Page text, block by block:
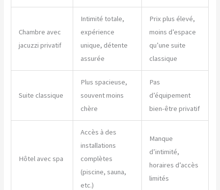
Chambre avec
jacuzzi privatif
Intimité totale,
expérience
unique, détente
assurée
Prix plus élevé,
moins d’espace
qu’une suite
classique
Suite classique
Plus spacieuse,
souvent moins
chère
Pas
d’équipement
bien-être privatif
Hôtel avec spa
Accès à des
installations
complètes
(piscine, sauna,
etc.)
Manque
d’intimité,
horaires d’accès
limités